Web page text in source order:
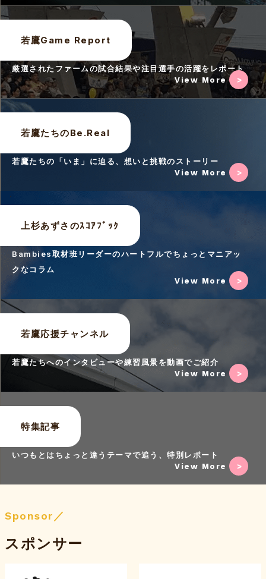
若鷹Game Report
厳選されたファームの試合結果や注目選手の活躍をレポート
View More
若鷹たちのBe.Real
若鷹たちの「いま」に迫る、想いと挑戦のストーリー
View More
上杉あずさのｽｺｱﾌﾞｯｸ
Bambies取材班リーダーのハートフルでちょっとマニアッ
クなコラム
View More
若鷹応援チャンネル
若鷹たちへのインタビューや練習風景を動画でご紹介
View More
特集記事
いつもとはちょっと違うテーマで追う、特別レポート
View More
Sponsor／
スポンサー